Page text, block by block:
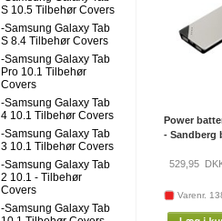
S 10.5 Tilbehør Covers
-Samsung Galaxy Tab
S 8.4 Tilbehør Covers
-Samsung Galaxy Tab
Pro 10.1 Tilbehør
Covers
-Samsung Galaxy Tab
4 10.1 Tilbehør Covers
-Samsung Galaxy Tab
3 10.1 Tilbehør Covers
-Samsung Galaxy Tab
2 10.1 - Tilbehør
Covers
-Samsung Galaxy Tab
Power
- Sandberg
529,95
Varenr.